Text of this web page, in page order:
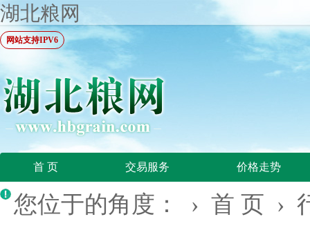
湖北粮网
网站支持IPV6
首 页 交易服务 价格走势
您位于的角度： › 首 页 ›